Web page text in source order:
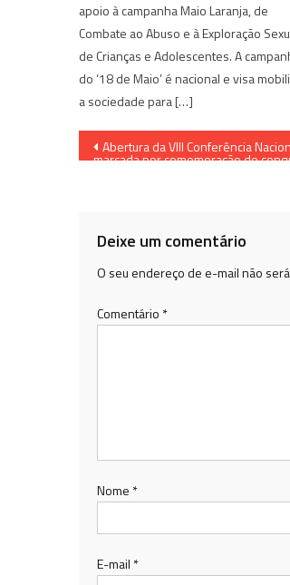
apoio à campanha Maio Laranja, de
Combate ao Abuso e à Exploração
de Crianças e Adolescentes. A
do ‘18 de Maio’ é nacional e visa
a sociedade para […]
Navegação
Abertura da VIII Conferência
marcada por comemoração de
Deixe um comentário
O seu endereço de e-mail não
Comentário *
Nome *
E-mail *